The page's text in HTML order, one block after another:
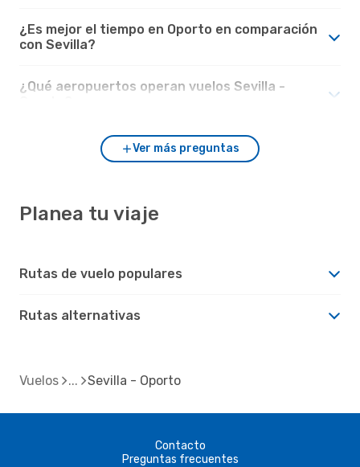
¿Es mejor el tiempo en Oporto en comparación
con Sevilla?
¿Qué aeropuertos operan vuelos Sevilla -
Ver más preguntas
Planea tu viaje
Rutas de vuelo populares
Rutas alternativas
Vuelos Sevilla - Oporto
Contacto
Preguntas frecuentes